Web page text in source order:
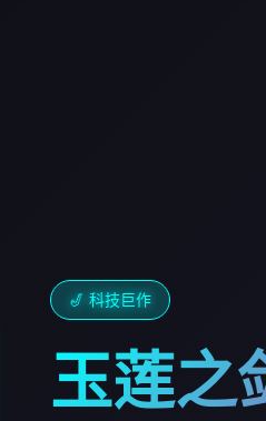
🎷 科技巨作
玉莲之